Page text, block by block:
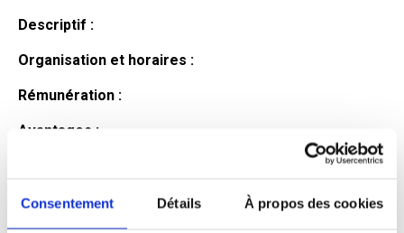
Consentement Détails À propos des cookies
Descriptif :
Organisation et horaires :
Rémunération :
Avantages :
Profil du